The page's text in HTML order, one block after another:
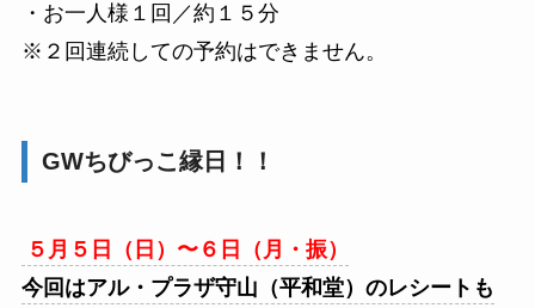
・お一人様１回／約１５分
※２回連続しての予約はできません。
GWちびっこ縁日！！
５月５日（日）〜６日（月・振）
今回はアル・プラザ守山（平和堂）のレシートも